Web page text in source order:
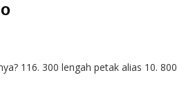
116. 300 lengah petak alias 10. 800